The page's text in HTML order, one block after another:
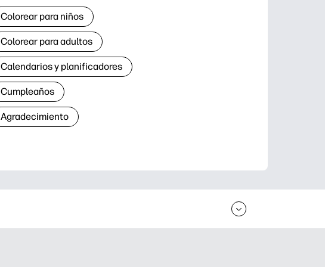
Colorear para niños
Colorear para adultos
Calendarios y planificadores
Cumpleaños
Agradecimiento